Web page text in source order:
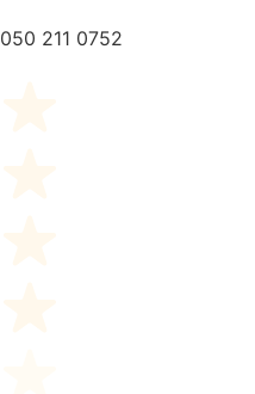
050 211 0752